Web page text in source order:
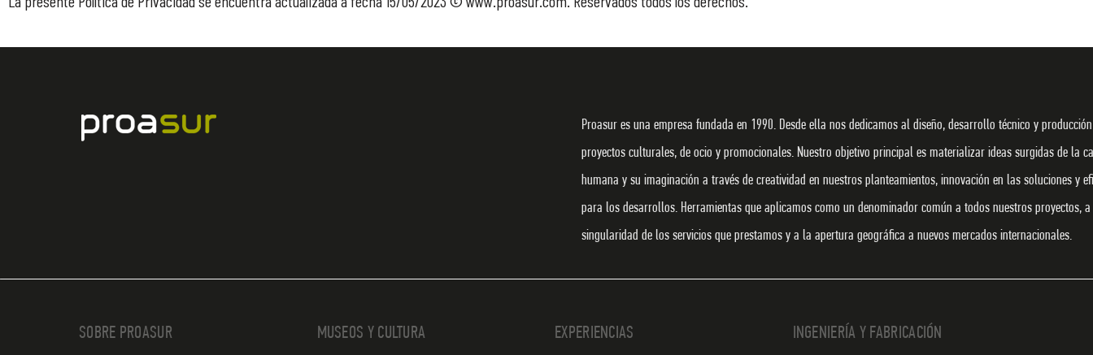
Proasur es una empresa fundada en 1990. Desde ella nos dedicamos al diseño, desarrollo técnico y
proyectos culturales, de ocio y promocionales. Nuestro objetivo principal es materializar ideas surgidas de la
humana y su imaginación a través de creatividad en nuestros planteamientos, innovación en las soluciones y
para los desarrollos. Herramientas que aplicamos como un denominador común a todos nuestros proyectos,
singularidad de los servicios que prestamos y a la apertura geográfica a nuevos mercados internacionales.
SOBRE PROASUR MUSEOS Y CULTURA EXPERIENCIAS INGENIERÍA Y FABRICACIÓN